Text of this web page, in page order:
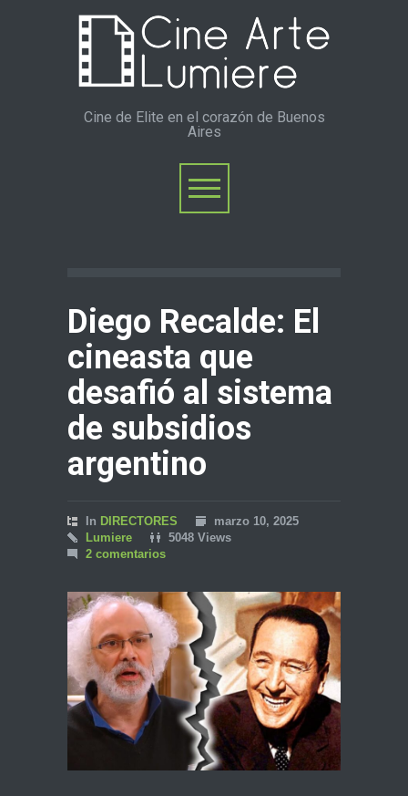
Cine de Elite en el corazón de Buenos
Aires
Diego Recalde: El
cineasta que
desafió al sistema
de subsidios
argentino
In DIRECTORES
marzo 10, 2025
Lumiere
5048 Views
2 comentarios